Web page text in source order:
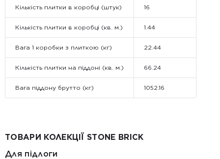
Кількість плитки в коробці (штук) 16
Кількість плитки в коробці (кв. м.) 1.44
Вага 1 коробки з плиткою (кг) 22.44
Кількість плитки на піддоні (кв. м.) 66.24
Вага піддону брутто (кг) 1052.16
ТОВАРИ КОЛЕКЦІЇ STONE BRICK
Для підлоги